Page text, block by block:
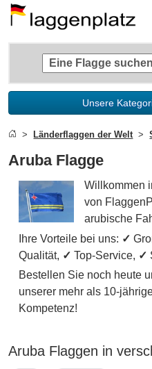
Unsere
Länderflaggen der Welt
Aruba Flagge
Willkommen
von
arubische
Ihre Vorteile bei uns: ✓
Qualität, ✓ Top-Service, ✓
Bestellen Sie noch heute
unserer mehr als 10-
Kompetenz!
Aruba Flaggen in